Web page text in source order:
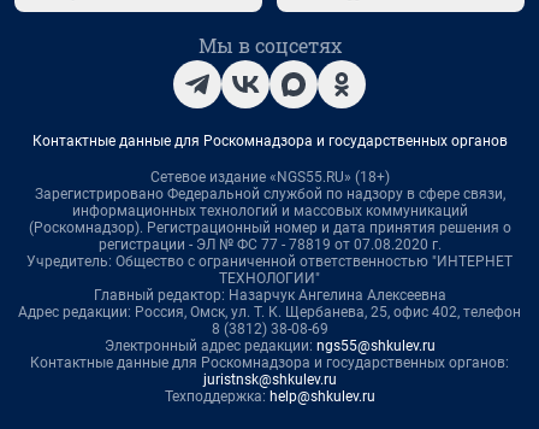
Мы в соцсетях
Контактные данные для Роскомнадзора и государственных органов
Сетевое издание «NGS55.RU» (18+)
Зарегистрировано Федеральной службой по надзору в сфере связи,
информационных технологий и массовых коммуникаций
(Роскомнадзор). Регистрационный номер и дата принятия решения о
регистрации - ЭЛ № ФС 77 - 78819 от 07.08.2020 г.
Учредитель: Общество с ограниченной ответственностью "ИНТЕРНЕТ
ТЕХНОЛОГИИ"
Главный редактор: Назарчук Ангелина Алексеевна
Адрес редакции: Россия, Омск, ул. Т. К. Щербанева, 25, офис 402, телефон
8 (3812) 38-08-69
Электронный адрес редакции: ngs55@shkulev.ru
Контактные данные для Роскомнадзора и государственных органов:
juristnsk@shkulev.ru
Техподдержка: help@shkulev.ru